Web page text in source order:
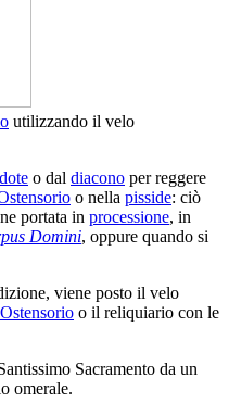
utilizzando il velo
o dal diacono per reggere
o nella pisside: ciò
portata in processione, in
Domini, oppure quando si
viene posto il velo
Ostensorio o il reliquiario con le
Sacramento da un
omerale.